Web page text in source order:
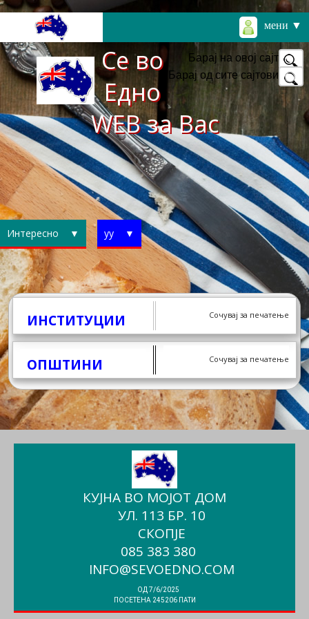
мени ▼
Барај на овој сајт
Барај од сите сајтови
Се во
Едно
WEB за Вас
Интересно ▼ уу ▼
ИНСТИТУЦИИ Сочувај за печатење
ОПШТИНИ Сочувај за печатење
КУЈНА ВО МОЈОТ ДОМ
УЛ. 113 БР. 10
СКОПЈЕ
085 383 380
INFO@SEVOEDNO.COM
ОД 7/6/2025
ПОСЕТЕНА 245206 ПАТИ